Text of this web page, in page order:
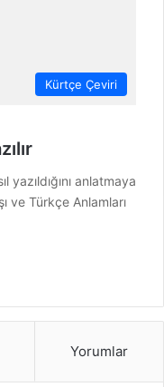
Kürtçe Çeviri
anlatmaya
ve Türkçe Anlamları
Yorumlar